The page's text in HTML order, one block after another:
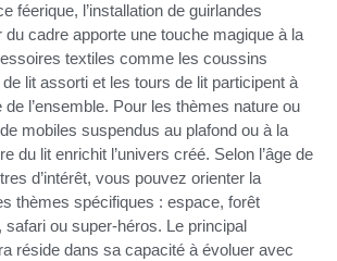
féerique, l’installation de guirlandes
du cadre apporte une touche magique à la
textiles comme les coussins
lit assorti et les tours de lit participent à
de l’ensemble. Pour les thèmes nature ou
mobiles suspendus au plafond ou à la
du lit enrichit l’univers créé. Selon l’âge de
d’intérêt, vous pouvez orienter la
thèmes spécifiques : espace, forêt
safari ou super-héros. Le principal
réside dans sa capacité à évoluer avec